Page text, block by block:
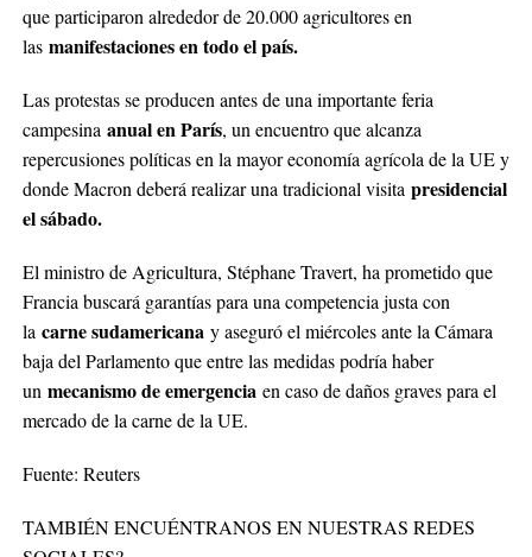
que participaron alrededor de 20.000 agricultores en
las manifestaciones en todo el país.
Las protestas se producen antes de una importante feria
campesina anual en París, un encuentro que alcanza
repercusiones políticas en la mayor economía agrícola de la UE y
donde Macron deberá realizar una tradicional visita presidencial
el sábado.
El ministro de Agricultura, Stéphane Travert, ha prometido que
Francia buscará garantías para una competencia justa con
la carne sudamericana y aseguró el miércoles ante la Cámara
baja del Parlamento que entre las medidas podría haber
un mecanismo de emergencia en caso de daños graves para el
mercado de la carne de la UE.
Fuente: Reuters
TAMBIÉN ENCUÉNTRANOS EN NUESTRAS REDES